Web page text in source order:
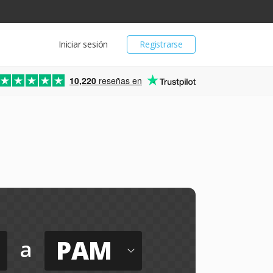
Registrarse
Iniciar sesión
10,220 reseñas en
a PAM